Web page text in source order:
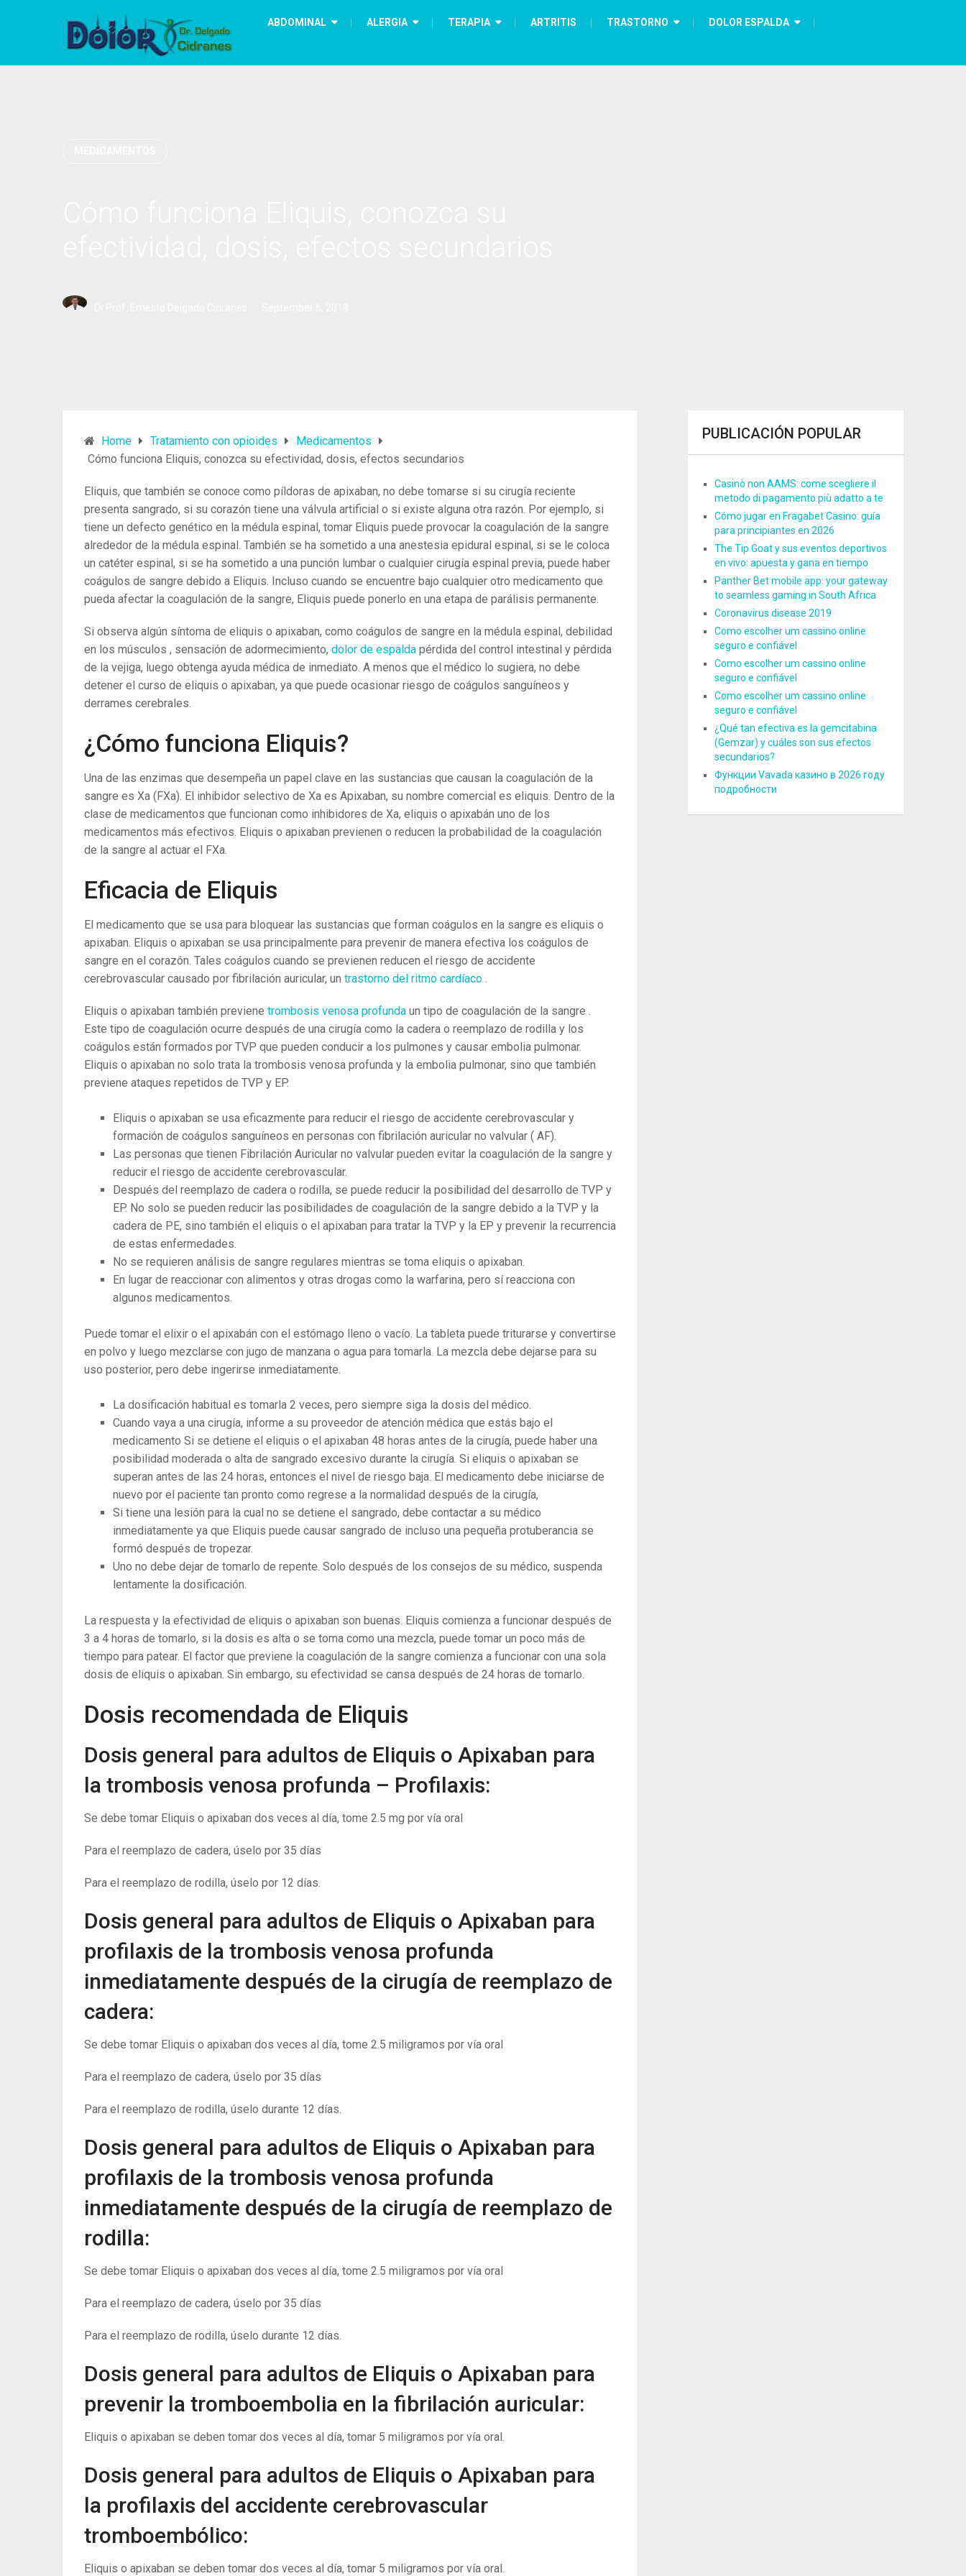
ABDOMINAL ALERGIA TERAPIA ARTRITIS TRASTORNO DOLOR ESPALDA
Home Tratamiento con opioides
Medicamentos
Cómo funciona Eliquis, conozca su efectividad, dosis, efectos secundarios
Eliquis, que también se conoce como píldoras de apixaban, no debe tomarse si su cirugía reciente
presenta sangrado, si su corazón tiene una válvula artificial o si existe alguna otra razón. Por ejemplo, si
tiene un defecto genético en la médula espinal, tomar Eliquis puede provocar la coagulación de la sangre
alrededor de la médula espinal. También se ha sometido a una anestesia epidural espinal, si se le coloca
un catéter espinal, si se ha sometido a una punción lumbar o cualquier cirugía espinal previa, puede haber
coágulos de sangre debido a Eliquis. Incluso cuando se encuentre bajo cualquier otro medicamento que
pueda afectar la coagulación de la sangre, Eliquis puede ponerlo en una etapa de parálisis permanente.
Si observa algún síntoma de eliquis o apixaban, como coágulos de sangre en la médula espinal, debilidad
en los músculos , sensación de adormecimiento, dolor de espalda pérdida del control intestinal y pérdida
de la vejiga, luego obtenga ayuda médica de inmediato. A menos que el médico lo sugiera, no debe
detener el curso de eliquis o apixaban, ya que puede ocasionar riesgo de coágulos sanguíneos y
derrames cerebrales.
¿Cómo funciona Eliquis?
Una de las enzimas que desempeña un papel clave en las sustancias que causan la coagulación de la
sangre es Xa (FXa). El inhibidor selectivo de Xa es Apixaban, su nombre comercial es eliquis. Dentro de la
clase de medicamentos que funcionan como inhibidores de Xa, eliquis o apixabán uno de los
medicamentos más efectivos. Eliquis o apixaban previenen o reducen la probabilidad de la coagulación
de la sangre al actuar el FXa.
Eficacia de Eliquis
El medicamento que se usa para bloquear las sustancias que forman coágulos en la sangre es eliquis o
apixaban. Eliquis o apixaban se usa principalmente para prevenir de manera efectiva los coágulos de
sangre en el corazón. Tales coágulos cuando se previenen reducen el riesgo de accidente
cerebrovascular causado por fibrilación auricular, un trastorno del ritmo cardíaco .
Eliquis o apixaban también previene trombosis venosa profunda un tipo de coagulación de la sangre .
Este tipo de coagulación ocurre después de una cirugía como la cadera o reemplazo de rodilla y los
coágulos están formados por TVP que pueden conducir a los pulmones y causar embolia pulmonar.
Eliquis o apixaban no solo trata la trombosis venosa profunda y la embolia pulmonar, sino que también
previene ataques repetidos de TVP y EP.
Eliquis o apixaban se usa eficazmente para reducir el riesgo de accidente cerebrovascular y
formación de coágulos sanguíneos en personas con fibrilación auricular no valvular ( AF).
Las personas que tienen Fibrilación Auricular no valvular pueden evitar la coagulación de la sangre y
reducir el riesgo de accidente cerebrovascular.
Después del reemplazo de cadera o rodilla, se puede reducir la posibilidad del desarrollo de TVP y
EP. No solo se pueden reducir las posibilidades de coagulación de la sangre debido a la TVP y la
cadera de PE, sino también el eliquis o el apixaban para tratar la TVP y la EP y prevenir la recurrencia
de estas enfermedades.
No se requieren análisis de sangre regulares mientras se toma eliquis o apixaban.
En lugar de reaccionar con alimentos y otras drogas como la warfarina, pero sí reacciona con
algunos medicamentos.
Puede tomar el elixir o el apixabán con el estómago lleno o vacío. La tableta puede triturarse y convertirse
en polvo y luego mezclarse con jugo de manzana o agua para tomarla. La mezcla debe dejarse para su
uso posterior, pero debe ingerirse inmediatamente.
La dosificación habitual es tomarla 2 veces, pero siempre siga la dosis del médico.
Cuando vaya a una cirugía, informe a su proveedor de atención médica que estás bajo el
medicamento Si se detiene el eliquis o el apixaban 48 horas antes de la cirugía, puede haber una
posibilidad moderada o alta de sangrado excesivo durante la cirugía. Si eliquis o apixaban se
superan antes de las 24 horas, entonces el nivel de riesgo baja. El medicamento debe iniciarse de
nuevo por el paciente tan pronto como regrese a la normalidad después de la cirugía,
Si tiene una lesión para la cual no se detiene el sangrado, debe contactar a su médico
inmediatamente ya que Eliquis puede causar sangrado de incluso una pequeña protuberancia se
formó después de tropezar.
Uno no debe dejar de tomarlo de repente. Solo después de los consejos de su médico, suspenda
lentamente la dosificación.
La respuesta y la efectividad de eliquis o apixaban son buenas. Eliquis comienza a funcionar después de
3 a 4 horas de tomarlo, si la dosis es alta o se toma como una mezcla, puede tomar un poco más de
tiempo para patear. El factor que previene la coagulación de la sangre comienza a funcionar con una sola
dosis de eliquis o apixaban. Sin embargo, su efectividad se cansa después de 24 horas de tomarlo.
Dosis recomendada de Eliquis
Dosis general para adultos de Eliquis o Apixaban para
la trombosis venosa profunda – Profilaxis:
Se debe tomar Eliquis o apixaban dos veces al día, tome 2.5 mg por vía oral
Para el reemplazo de cadera, úselo por 35 días
Para el reemplazo de rodilla, úselo por 12 días.
Dosis general para adultos de Eliquis o Apixaban para
profilaxis de la trombosis venosa profunda
inmediatamente después de la cirugía de reemplazo de
cadera:
Se debe tomar Eliquis o apixaban dos veces al día, tome 2.5 miligramos por vía oral
Para el reemplazo de cadera, úselo por 35 días
Para el reemplazo de rodilla, úselo durante 12 días.
Dosis general para adultos de Eliquis o Apixaban para
profilaxis de la trombosis venosa profunda
inmediatamente después de la cirugía de reemplazo de
rodilla:
Se debe tomar Eliquis o apixaban dos veces al día, tome 2.5 miligramos por vía oral
Para el reemplazo de cadera, úselo por 35 días
Para el reemplazo de rodilla, úselo durante 12 días.
Dosis general para adultos de Eliquis o Apixaban para
prevenir la tromboembolia en la fibrilación auricular:
Eliquis o apixaban se deben tomar dos veces al día, tomar 5 miligramos por vía oral.
Dosis general para adultos de Eliquis o Apixaban para
la profilaxis del accidente cerebrovascular
tromboembólico:
Eliquis o apixaban se deben tomar dos veces al día, tomar 5 miligramos por vía oral.
PUBLICACIÓN POPULAR
Casinò non AAMS: come scegliere il
metodo di pagamento più adatto a te
Cómo jugar en Fragabet Casino: guía
para principiantes en 2026
The Tip Goat y sus eventos deportivos
en vivo: apuesta y gana en tiempo
Panther Bet mobile app: your gateway
to seamless gaming in South Africa
Coronavirus disease 2019
Como escolher um cassino online
seguro e confiável
Como escolher um cassino online
seguro e confiável
Como escolher um cassino online
seguro e confiável
¿Qué tan efectiva es la gemcitabina
(Gemzar) y cuáles son sus efectos
secundarios?
Функции Vavada казино в 2026 году
подробности